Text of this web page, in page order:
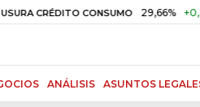
CONSUMO 29,66% +0,87%
ANÁLISIS ASUNTOS